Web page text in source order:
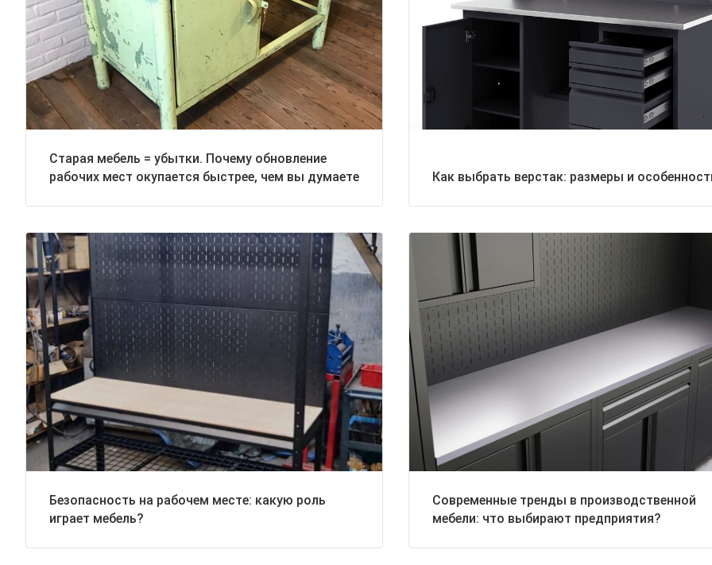
Старая мебель = убытки. Почему обновление
рабочих мест окупается быстрее, чем вы думаете
Как выбрать верстак: размеры и
Безопасность на рабочем месте: какую роль
играет мебель?
Современные тренды в производственной
мебели: что выбирают предприятия?